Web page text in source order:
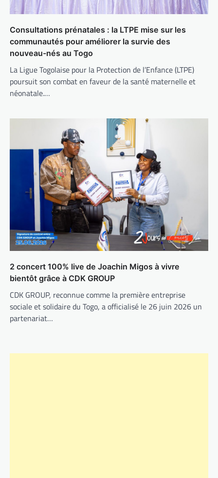
Consultations prénatales : la LTPE mise sur les
communautés pour améliorer la survie des
nouveau-nés au Togo
La Ligue Togolaise pour la Protection de l’Enfance (LTPE)
poursuit son combat en faveur de la santé maternelle et
néonatale.…
2 concert 100% live de Joachin Migos à vivre
bientôt grâce à CDK GROUP
CDK GROUP, reconnue comme la première entreprise
sociale et solidaire du Togo, a officialisé le 26 juin 2026 un
partenariat…